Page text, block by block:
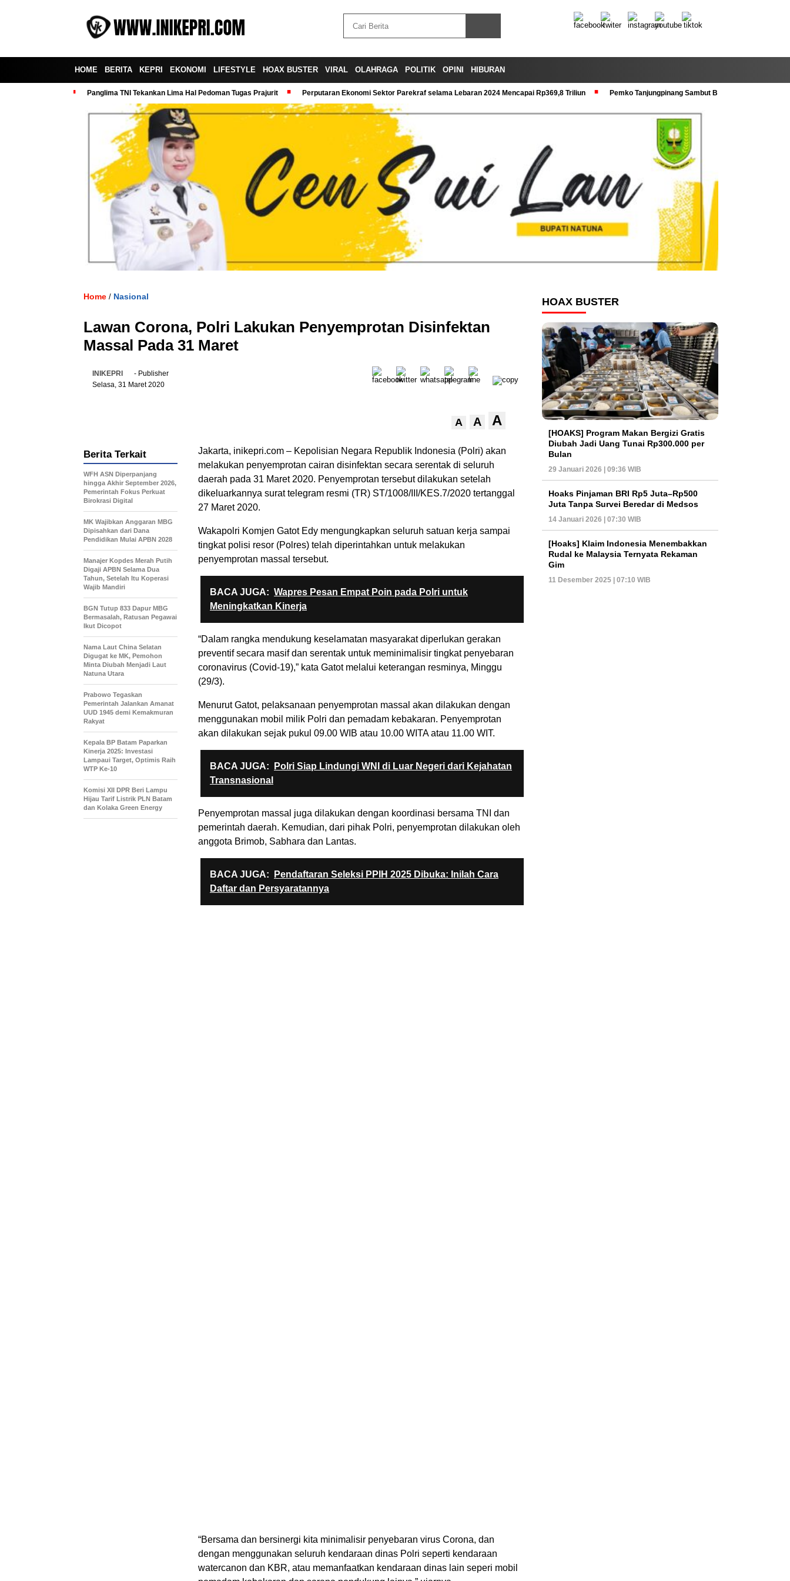
HOME BERITA KEPRI EKONOMI LIFESTYLE HOAX BUSTER VIRAL OLAHRAGA POLITIK OPINI HIBURAN
Panglima TNI Tekankan Lima Hal Pedoman Tugas Prajurit Perputaran Ekonomi Sektor Parekraf selama Lebaran 2024 Mencapai Rp369,8 Triliun Pemko Tanjungpinang Sambut Baik Pra Verval KRS
Home / Nasional
Lawan Corona, Polri Lakukan Penyemprotan Disinfektan
Massal Pada 31 Maret
INIKEPRI
- Publisher
Selasa, 31 Maret 2020
A A A
Jakarta, inikepri.com – Kepolisian Negara Republik Indonesia (Polri) akan
melakukan penyemprotan cairan disinfektan secara serentak di seluruh
daerah pada 31 Maret 2020. Penyemprotan tersebut dilakukan setelah
dikeluarkannya surat telegram resmi (TR) ST/1008/III/KES.7/2020 tertanggal
27 Maret 2020.
Wakapolri Komjen Gatot Edy mengungkapkan seluruh satuan kerja sampai
tingkat polisi resor (Polres) telah diperintahkan untuk melakukan
penyemprotan massal tersebut.
BACA JUGA: Wapres Pesan Empat Poin pada Polri untuk
Meningkatkan Kinerja
“Dalam rangka mendukung keselamatan masyarakat diperlukan gerakan
preventif secara masif dan serentak untuk meminimalisir tingkat penyebaran
coronavirus (Covid-19),” kata Gatot melalui keterangan resminya, Minggu
(29/3).
Menurut Gatot, pelaksanaan penyemprotan massal akan dilakukan dengan
menggunakan mobil milik Polri dan pemadam kebakaran. Penyemprotan
akan dilakukan sejak pukul 09.00 WIB atau 10.00 WITA atau 11.00 WIT.
BACA JUGA:
Polri Siap Lindungi WNI di Luar Negeri dari Kejahatan
Transnasional
Penyemprotan massal juga dilakukan dengan koordinasi bersama TNI dan
pemerintah daerah. Kemudian, dari pihak Polri, penyemprotan dilakukan oleh
anggota Brimob, Sabhara dan Lantas.
BACA JUGA:
Pendaftaran Seleksi PPIH 2025 Dibuka: Inilah Cara
Daftar dan Persyaratannya
“Bersama dan bersinergi kita minimalisir penyebaran virus Corona, dan
dengan menggunakan seluruh kendaraan dinas Polri seperti kendaraan
watercanon dan KBR, atau memanfaatkan kendaraan dinas lain seperi mobil
Berita Terkait
WFH ASN Diperpanjang
hingga Akhir September 2026,
Pemerintah Fokus Perkuat
Birokrasi Digital
MK Wajibkan Anggaran MBG
Dipisahkan dari Dana
Pendidikan Mulai APBN 2028
Manajer Kopdes Merah Putih
Digaji APBN Selama Dua
Tahun, Setelah Itu Koperasi
Wajib Mandiri
BGN Tutup 833 Dapur MBG
Bermasalah, Ratusan Pegawai
Ikut Dicopot
Nama Laut China Selatan
Digugat ke MK, Pemohon
Minta Diubah Menjadi Laut
Natuna Utara
Prabowo Tegaskan
Pemerintah Jalankan Amanat
UUD 1945 demi Kemakmuran
Rakyat
Kepala BP Batam Paparkan
Kinerja 2025: Investasi
Lampaui Target, Optimis Raih
WTP Ke-10
Komisi XII DPR Beri Lampu
Hijau Tarif Listrik PLN Batam
dan Kolaka Green Energy
HOAX BUSTER
[HOAKS] Program Makan Bergizi Gratis
Diubah Jadi Uang Tunai Rp300.000 per
Bulan
29 Januari 2026 | 09:36 WIB
Hoaks Pinjaman BRI Rp5 Juta–Rp500
Juta Tanpa Survei Beredar di Medsos
14 Januari 2026 | 07:30 WIB
[Hoaks] Klaim Indonesia Menembakkan
Rudal ke Malaysia Ternyata Rekaman
Gim
11 Desember 2025 | 07:10 WIB